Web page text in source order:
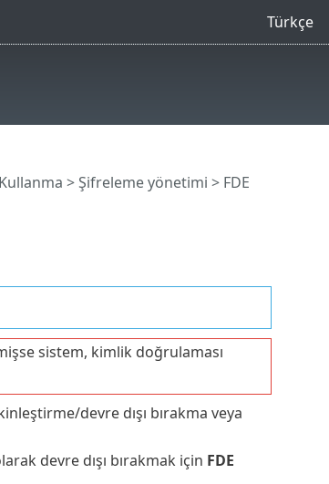
Türkçe
>Şifreleme yönetimi > FDE
sistem, kimlik doğrulaması
devre dışı bırakma veya
devre dışı bırakmak için FDE